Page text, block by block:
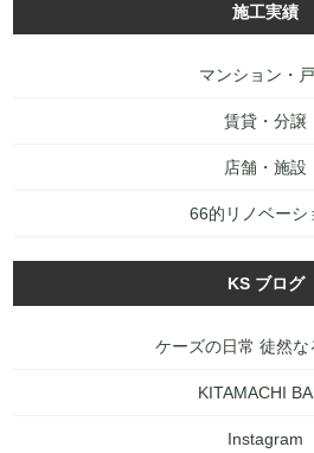
施工実績
マンション・
賃貸・分譲
店舗・施設
66的リノベーシ
KS ブログ
ケーズの日常 徒然な
KITAMACHI
Instagram